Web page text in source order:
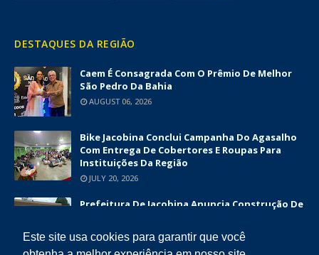
Este site usa cookies para garantir que você
DESTAQUES DA REGIÃO
Caem É Consagrada Com O Prêmio De Melhor
São Pedro Da Bahia
AUGUST 06, 2026
Bike Jacobina Conclui Campanha Do Agasalho
Com Entrega De Cobertores E Roupas Para
Instituições Da Região
JULY 20, 2026
Prefeitura De Jacobina Anuncia Construção De
Superior A R$ 1,7 Milhão
JUNE 12, 2026